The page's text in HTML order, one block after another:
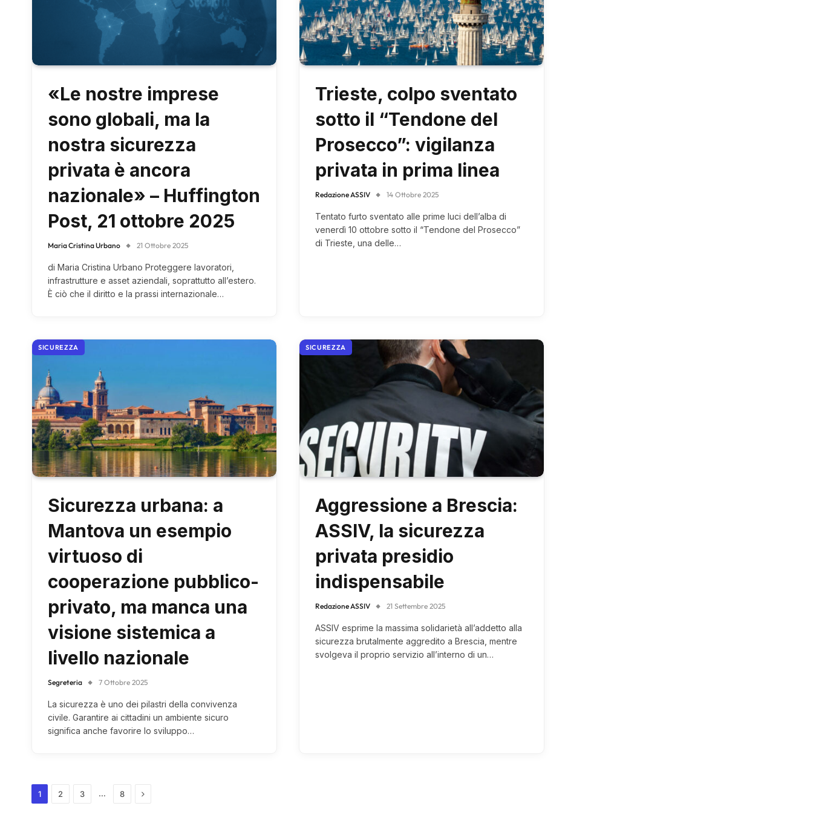
«Le nostre imprese
sono globali, ma la
nostra sicurezza
privata è ancora
nazionale» – Huffington
Post, 21 ottobre 2025
Maria Cristina Urbano 21 Ottobre 2025
di Maria Cristina Urbano Proteggere lavoratori,
infrastrutture e asset aziendali, soprattutto all’estero.
È ciò che il diritto e la prassi internazionale…
Trieste, colpo sventato
sotto il “Tendone del
Prosecco”: vigilanza
privata in prima linea
Redazione ASSIV 14 Ottobre 2025
Tentato furto sventato alle prime luci dell’alba di
venerdì 10 ottobre sotto il “Tendone del Prosecco”
di Trieste, una delle…
SICUREZZA
Sicurezza urbana: a
Mantova un esempio
virtuoso di
cooperazione pubblico-
privato, ma manca una
visione sistemica a
livello nazionale
Segreteria 7 Ottobre 2025
La sicurezza è uno dei pilastri della convivenza
civile. Garantire ai cittadini un ambiente sicuro
significa anche favorire lo sviluppo…
SICUREZZA
Aggressione a Brescia:
ASSIV, la sicurezza
privata presidio
indispensabile
Redazione ASSIV 21 Settembre 2025
ASSIV esprime la massima solidarietà all’addetto alla
sicurezza brutalmente aggredito a Brescia, mentre
svolgeva il proprio servizio all’interno di un…
1 2 3 … 8 Next